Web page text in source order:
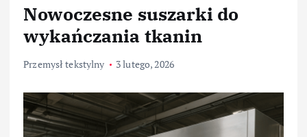
Nowoczesne suszarki do
wykańczania tkanin
Przemysł tekstylny 3 lutego, 2026